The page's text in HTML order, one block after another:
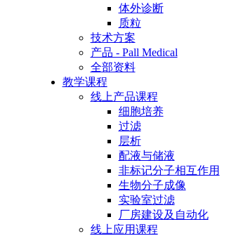
体外诊断
质粒
技术方案
产品 - Pall Medical
全部资料
教学课程
线上产品课程
细胞培养
过滤
层析
配液与储液
非标记分子相互作用
生物分子成像
实验室过滤
厂房建设及自动化
线上应用课程